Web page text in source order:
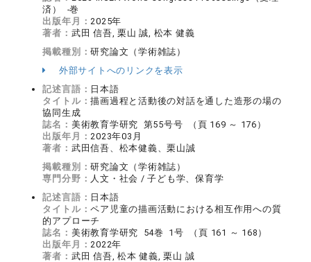
済） -巻
出版年月： 2025年
著者： 武田 信吾, 栗山 誠, 松本 健義
掲載種別：研究論文（学術雑誌）
外部サイトへのリンクを表示
記述言語： 日本語
タイトル：描画過程と活動後の対話を通した造形の場の
協同生成
誌名： 美術教育学研究 第55号号 （頁 169 ～ 176）
出版年月： 2023年03月
著者： 武田信吾、松本健義、栗山誠
掲載種別：研究論文（学術雑誌）
専門分野： 人文・社会 / 子ども学、保育学
記述言語： 日本語
タイトル：ペア児童の描画活動における相互作用への質
的アプローチ
誌名： 美術教育学研究 54巻 1号 （頁 161 ～ 168）
出版年月： 2022年
著者： 武田 信吾, 松本 健義, 栗山 誠